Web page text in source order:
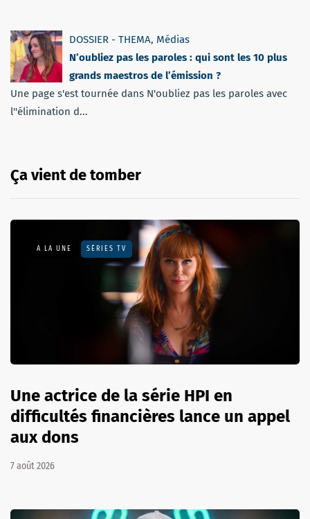
DOSSIER - THEMA, Médias
N’oubliez pas les paroles : qui sont les 10 plus
grands maestros de l’émission ?
Une page s'est tournée dans N'oubliez pas les paroles avec
l''élimination d...
Ça vient de tomber
A LA UNE SÉRIES TV
Une actrice de la série HPI en
difficultés financières lance un appel
aux dons
7 août 2026